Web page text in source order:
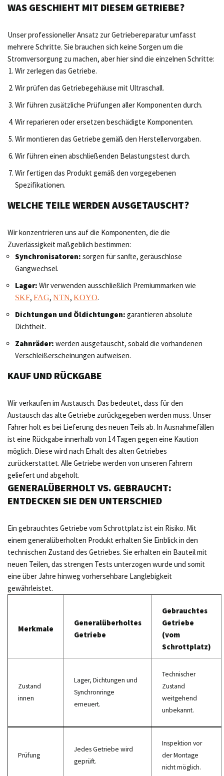
WAS GESCHIEHT MIT DIESEM GETRIEBE?
Unser professioneller Ansatz zur Getriebereparatur umfasst
mehrere Schritte. Sie brauchen sich keine Sorgen um die
Stromversorgung zu machen, aber hier sind die einzelnen Schritte:
Wir zerlegen das Getriebe.
Wir prüfen das Getriebegehäuse mit Ultraschall.
Wir führen zusätzliche Prüfungen aller Komponenten durch.
Wir reparieren oder ersetzen beschädigte Komponenten.
Wir montieren das Getriebe gemäß den Herstellervorgaben.
Wir führen einen abschließenden Belastungstest durch.
Wir fertigen das Produkt gemäß den vorgegebenen
Spezifikationen.
WELCHE TEILE WERDEN AUSGETAUSCHT?
Wir konzentrieren uns auf die Komponenten, die die
Zuverlässigkeit maßgeblich bestimmen:
Synchronisatoren: sorgen für sanfte, geräuschlose
Gangwechsel.
Lager: Wir verwenden ausschließlich Premiummarken wie
SKF, FAG, NTN, KOYO.
Dichtungen und Öldichtungen: garantieren absolute
Dichtheit.
Zahnräder: werden ausgetauscht, sobald die vorhandenen
Verschleißerscheinungen aufweisen.
KAUF UND RÜCKGABE
Wir verkaufen im Austausch. Das bedeutet, dass für den
Austausch das alte Getriebe zurückgegeben werden muss. Unser
Fahrer holt es bei Lieferung des neuen Teils ab. In Ausnahmefällen
ist eine Rückgabe innerhalb von 14 Tagen gegen eine Kaution
möglich. Diese wird nach Erhalt des alten Getriebes
zurückerstattet. Alle Getriebe werden von unseren Fahrern
geliefert und abgeholt.
GENERALÜBERHOLT VS. GEBRAUCHT:
ENTDECKEN SIE DEN UNTERSCHIED
Ein gebrauchtes Getriebe vom Schrottplatz ist ein Risiko. Mit
einem generalüberholten Produkt erhalten Sie Einblick in den
technischen Zustand des Getriebes. Sie erhalten ein Bauteil mit
neuen Teilen, das strengen Tests unterzogen wurde und somit
eine über Jahre hinweg vorhersehbare Langlebigkeit
gewährleistet.
Merkmale
Generalüberholtes
Getriebe
Gebrauchtes
Getriebe
(vom
Schrottplatz)
Zustand
innen
Lager, Dichtungen und
Synchronringe
erneuert.
Technischer
Zustand
weitgehend
unbekannt.
Prüfung
Jedes Getriebe wird
geprüft.
Inspektion vor
der Montage
nicht möglich.